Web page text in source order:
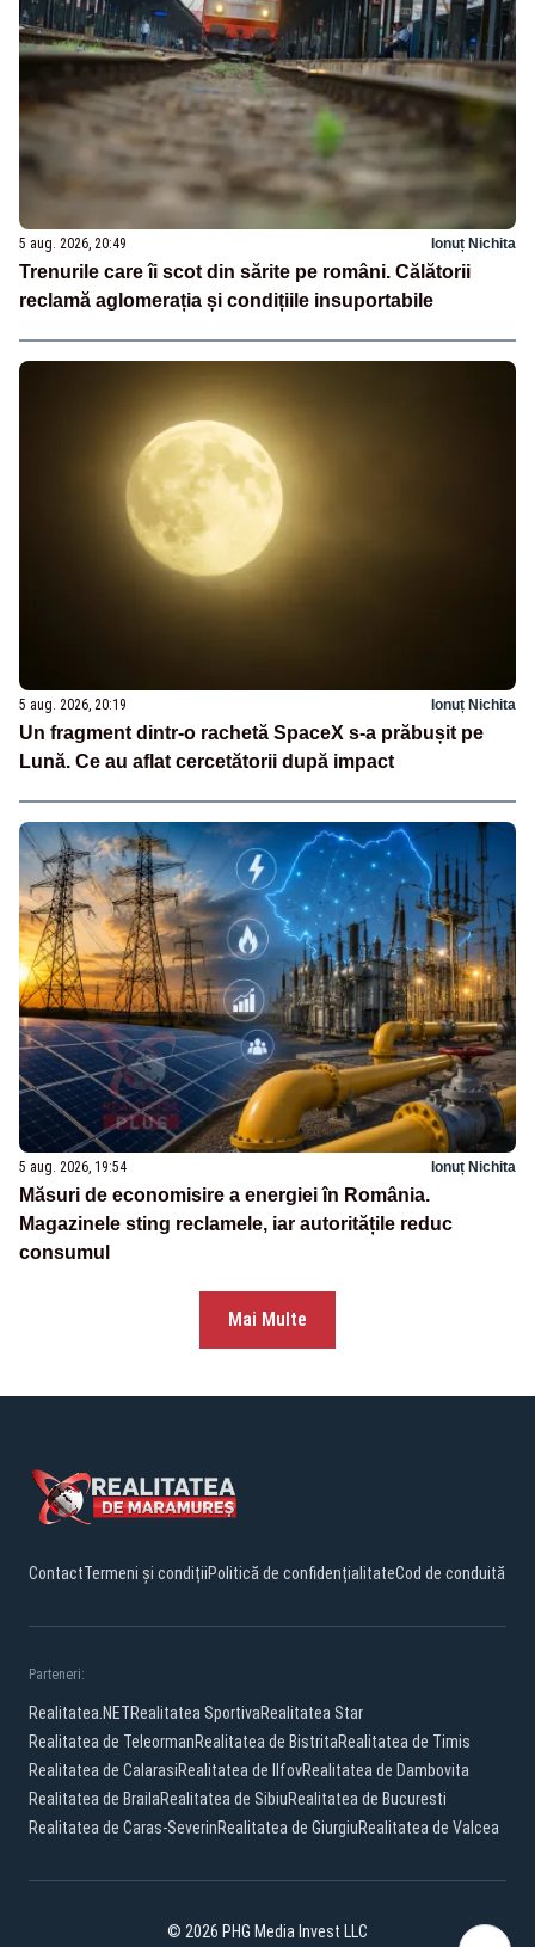
5 aug. 2026, 20:49 Ionuț Nichita
Trenurile care îi scot din sărite pe români. Călătorii
reclamă aglomerația și condițiile insuportabile
5 aug. 2026, 20:19 Ionuț Nichita
Un fragment dintr-o rachetă SpaceX s-a prăbușit pe
Lună. Ce au aflat cercetătorii după impact
5 aug. 2026, 19:54 Ionuț Nichita
Măsuri de economisire a energiei în România.
Magazinele sting reclamele, iar autoritățile reduc
consumul
Mai Multe
ContactTermeni și condițiiPolitică de confidențialitateCod de conduită
Parteneri:
Realitatea.NETRealitatea SportivaRealitatea Star
Realitatea de TeleormanRealitatea de BistritaRealitatea de Timis
Realitatea de CalarasiRealitatea de IlfovRealitatea de Dambovita
Realitatea de BrailaRealitatea de SibiuRealitatea de Bucuresti
Realitatea de Caras-SeverinRealitatea de GiurgiuRealitatea de Valcea
© 2026 PHG Media Invest LLC